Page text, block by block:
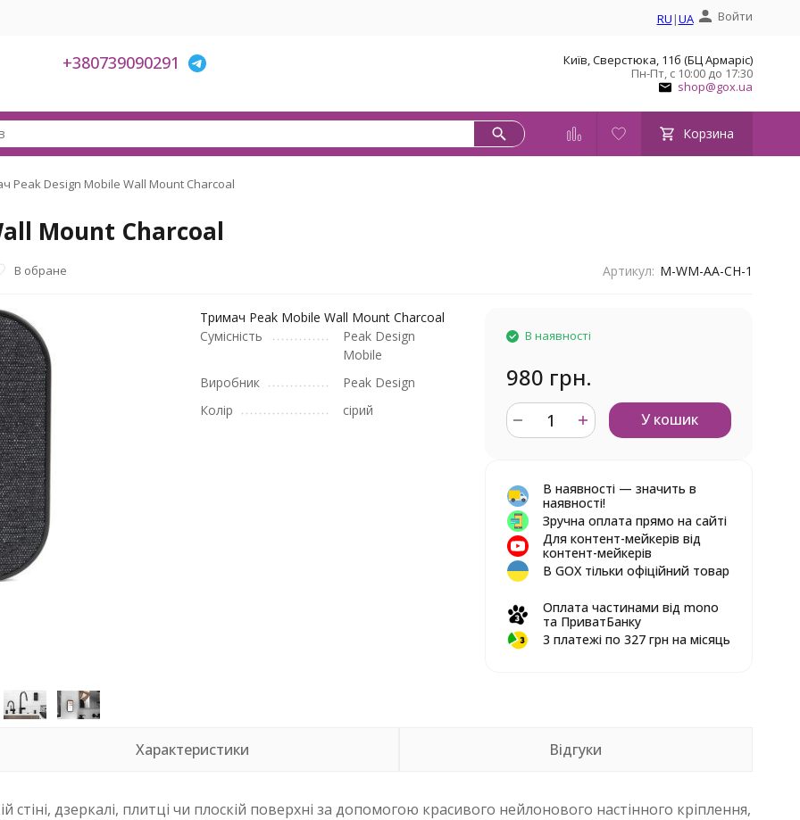
RU |UA Войти
+380739090291
Київ, Сверстюка, 11б (БЦ Армаріс)
Пн-Пт, с 10:00 до 17:30
shop@gox.ua
Корзина
Peak Design Mobile Wall Mount Charcoal
Mount Charcoal
В обране Артикул: M-WM-AA-CH-1
Тримач Peak Mobile Wall Mount Charcoal
Сумісність
Peak Design
Mobile
Виробник
Peak Design
Колір
сірий
В наявності
980 грн.
У кошик
В наявності — значить в
наявності!
Зручна оплата прямо на сайті
Для контент-мейкерів від
контент-мейкерів
В GOX тільки офіційний товар
Оплата частинами від mono
та ПриватБанку
3 платежі по 327 грн на місяць
Характеристики Відгуки
стіні, дзеркалі, плитці чи плоскій поверхні за допомогою красивого нейлонового настінного кріплення,